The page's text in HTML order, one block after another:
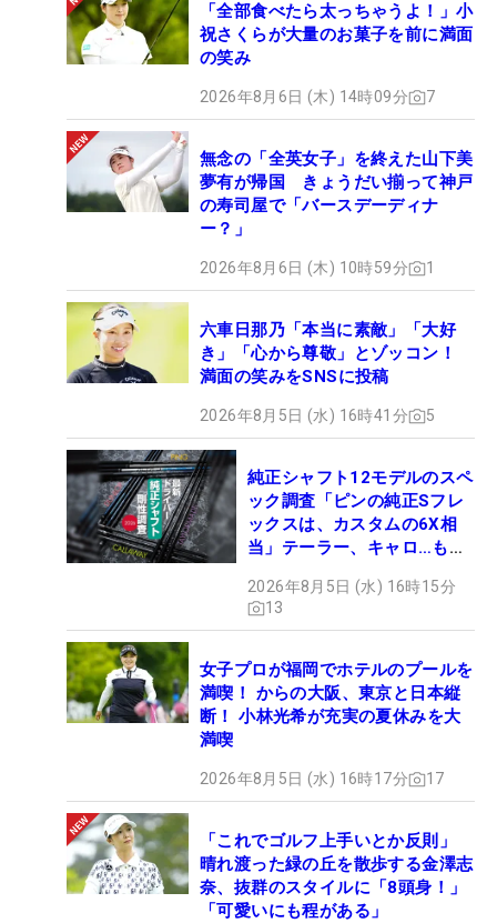
「全部食べたら太っちゃうよ！」小
祝さくらが大量のお菓子を前に満面
の笑み
2026年8月6日 (木) 14時09分 7
無念の「全英女子」を終えた山下美
夢有が帰国 きょうだい揃って神戸
の寿司屋で「バースデーディナ
ー？」
2026年8月6日 (木) 10時59分 1
六車日那乃「本当に素敵」「大好
き」「心から尊敬」とゾッコン！
満面の笑みをSNSに投稿
2026年8月5日 (水) 16時41分 5
純正シャフト12モデルのスペ
ック調査「ピンの純正Sフレ
ックスは、カスタムの6X相
当」テーラー、キャロ…もチ
2026年8月5日 (水) 16時15分
13
女子プロが福岡でホテルのプールを
満喫！ からの大阪、東京と日本縦
断！ 小林光希が充実の夏休みを大
満喫
2026年8月5日 (水) 16時17分 17
「これでゴルフ上手いとか反則」
晴れ渡った緑の丘を散歩する金澤志
奈、抜群のスタイルに「8頭身！」
「可愛いにも程がある」